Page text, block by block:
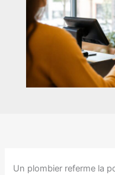
Un plombier referme la